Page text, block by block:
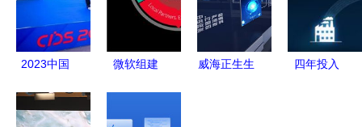
新生态
重天”——
数字文化创
意软件的市
2023中国
软件服务创
微软组建
威海正生生
四年投入